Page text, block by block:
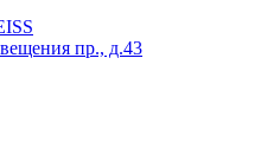
пр., д.43